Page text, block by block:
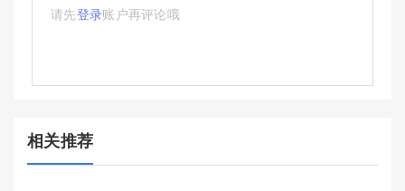
请先登录账户再评论哦
相关推荐